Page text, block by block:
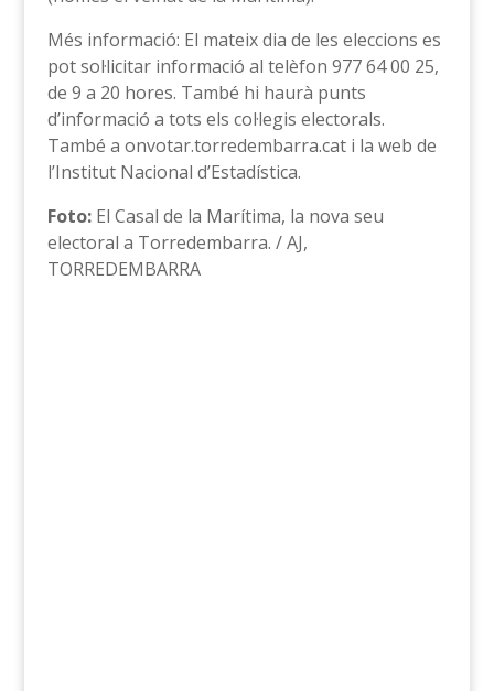
Més informació: El mateix dia de les eleccions es
pot sol·licitar informació al telèfon 977 64 00 25,
de 9 a 20 hores. També hi haurà punts
d’informació a tots els col·legis electorals.
També a onvotar.torredembarra.cat i la web de
l’Institut Nacional d’Estadística.
Foto:El Casal de la Marítima, la nova seu
electoral a Torredembarra. / AJ,
TORREDEMBARRA